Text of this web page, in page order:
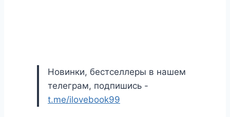
Новинки, бестселлеры в нашем
телеграм, подпишись -
t.me/ilovebook99